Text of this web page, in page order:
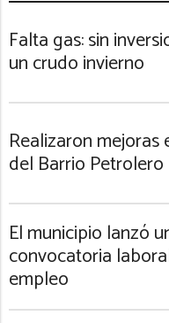
Falta gas: sin
un crudo invierno
Realizaron mejoras
del Barrio Petrolero
El municipio lanzó
convocatoria
empleo